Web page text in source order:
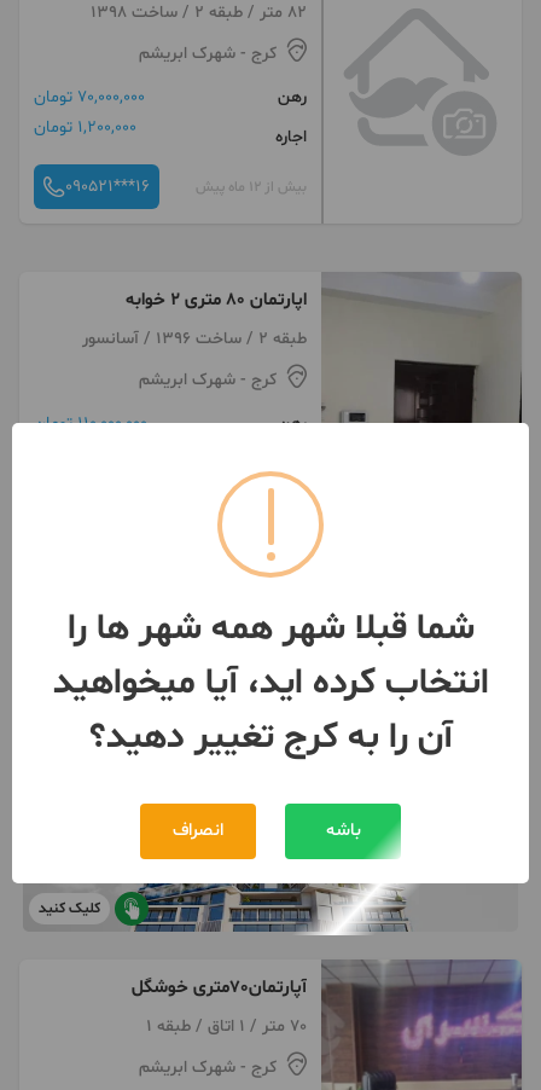
82 متر / طبقه 2 / ساخت 1398
کرج - شهرک ابریشم
رهن
70,000,000 تومان
اجاره
1,200,000 تومان
بیش از 12 ماه پیش 090521***16
اپارتمان ۸۰ متری ۲ خوابه
طبقه 2 / ساخت 1396 / آسانسور
کرج - شهرک ابریشم
رهن
110,000,000 تومان
کلیک کنید
آپارتمان70متری خوشگل
70 متر / 1 اتاق / طبقه 1
کرج - شهرک ابریشم
شما قبلا شهر همه شهر ها را
انتخاب کرده اید، آیا میخواهید
آن را به کرج تغییر دهید؟
باشه انصراف